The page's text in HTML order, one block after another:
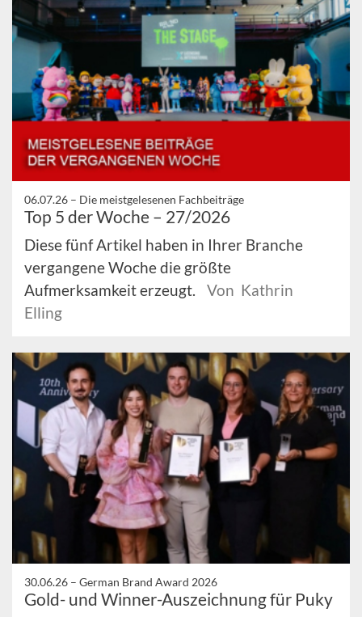
06.07.26 – Die meistgelesenen Fachbeiträge
Top 5 der Woche – 27/2026
Diese fünf Artikel haben in Ihrer Branche
vergangene Woche die größte
Aufmerksamkeit erzeugt.
Von Kathrin
Elling
30.06.26 – German Brand Award 2026
Gold- und Winner-Auszeichnung für Puky